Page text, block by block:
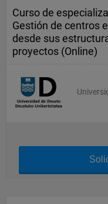
Curso de
Gestión de centros
desde sus
proyectos (Online)